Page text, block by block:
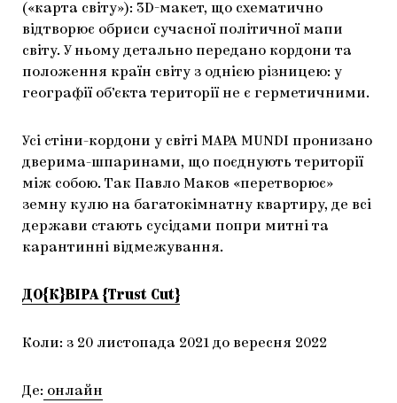
(«карта світу»): 3D-макет, що схематично
відтворює обриси сучасної політичної мапи
світу. У ньому детально передано кордони та
положення країн світу з однією різницею: у
географії об’єкта території не є герметичними.
Усі стіни-кордони у світі MAPA MUNDI пронизано
дверима-шпаринами, що поєднують території
між собою. Так Павло Маков «перетворює»
земну кулю на багатокімнатну квартиру, де всі
держави стають сусідами попри митні та
карантинні відмежування.
ДО{К}ВІРА {Trust Cut}
Коли: з 20 листопада 2021 до вересня 2022
Де: онлайн